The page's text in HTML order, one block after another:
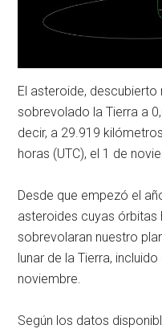
El asteroide,
sobrevolado la Tierra a
decir, a 29.919
horas (UTC), el 1 de
Desde que empezó el
asteroides cuyas órbitas
sobrevolaran nuestro
lunar de la Tierra,
noviembre.
Según los datos